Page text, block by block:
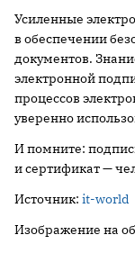
Усиленные
в обеспечении
документов.
электронной
процессов
уверенно
И помните:
и сертификат —
Источник: it-world
Изображение на